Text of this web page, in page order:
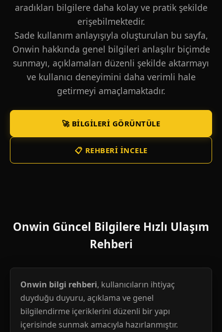
aradıkları bilgilere daha kolay ve pratik şekilde
erişebilmektedir.
Sade kullanım anlayışıyla oluşturulan bu sayfa,
Onwin hakkında genel bilgileri anlaşılır biçimde
sunmayı, açıklamaları düzenli şekilde aktarmayı
ve kullanıcı deneyimini daha verimli hale
getirmeyi amaçlamaktadır.
🚀 BILGILERI GÖRÜNTÜLE
📋 REHBERI İNCELE
Onwin Güncel Bilgilere Hızlı Ulaşım
Rehberi
Onwin bilgi rehberi, kullanıcıların ihtiyaç
duyduğu duyuru, açıklama ve genel
bilgilendirme içeriklerini düzenli bir yapı
içerisinde sunmak amacıyla hazırlanmıştır.